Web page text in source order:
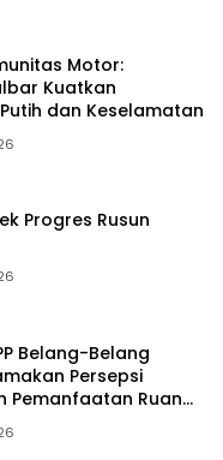
Motor:
Kuatkan
dan Keselamatan
Progres Rusun
Belang-Belang
Persepsi
Pemanfaatan Ruang